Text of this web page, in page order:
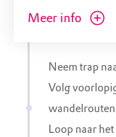
uitgesleten.
Eerde.
aangelegd om
voeten te
Meer info
Neem trap
Volg
Loop naar